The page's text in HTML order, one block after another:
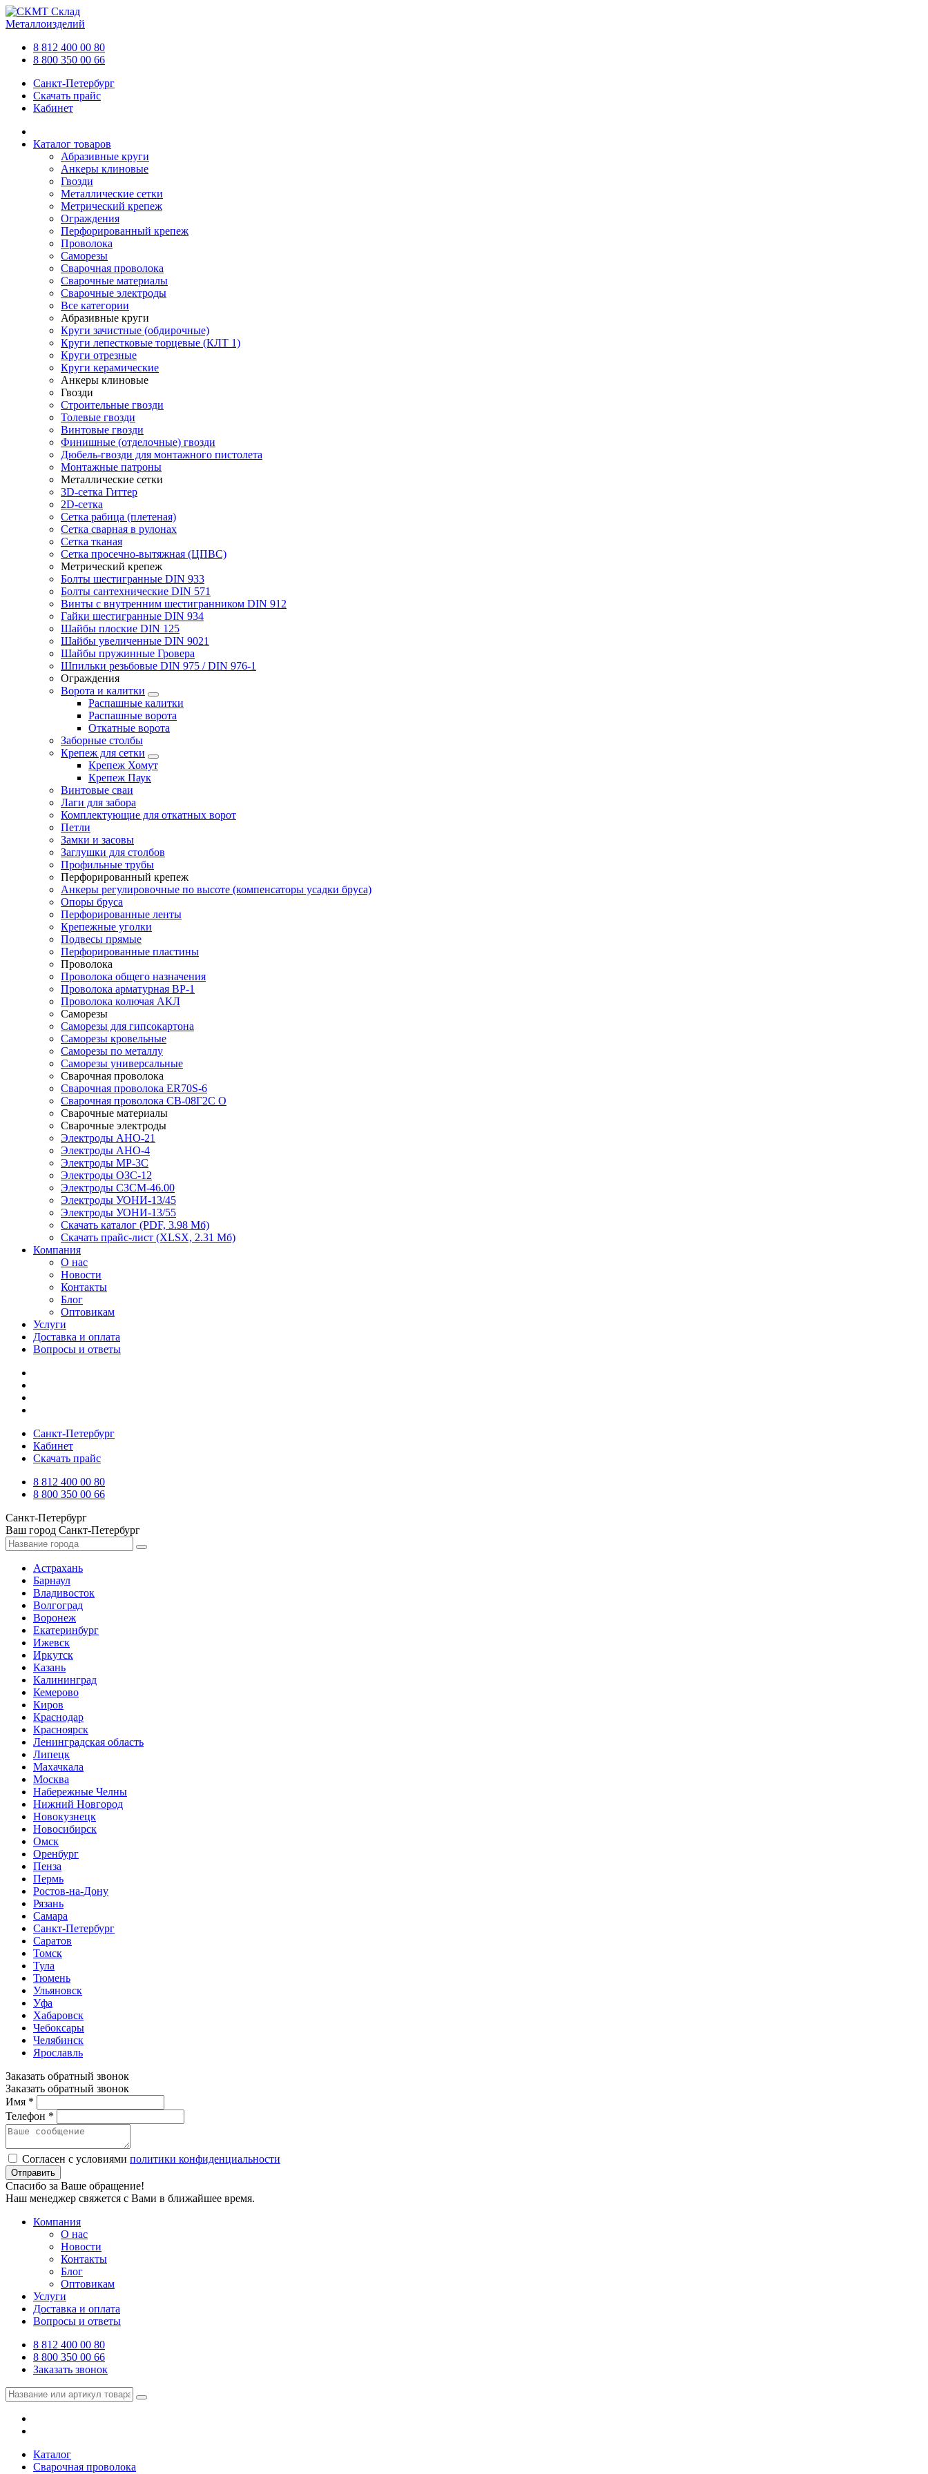
Склад
Металлоизделий
8 812 400 00 80
8 800 350 00 66
Санкт-Петербург
Скачать прайс
Кабинет
Каталог товаров
Абразивные круги
Анкеры клиновые
Гвозди
Металлические сетки
Метрический крепеж
Ограждения
Перфорированный крепеж
Проволока
Саморезы
Сварочная проволока
Сварочные материалы
Сварочные электроды
Все категории
Абразивные круги
Круги зачистные (обдирочные)
Круги лепестковые торцевые (КЛТ 1)
Круги отрезные
Круги керамические
Анкеры клиновые
Гвозди
Строительные гвозди
Толевые гвозди
Винтовые гвозди
Финишные (отделочные) гвозди
Дюбель-гвозди для монтажного пистолета
Монтажные патроны
Металлические сетки
3D-сетка Гиттер
2D-сетка
Сетка рабица (плетеная)
Сетка сварная в рулонах
Сетка тканая
Сетка просечно-вытяжная (ЦПВС)
Метрический крепеж
Болты шестигранные DIN 933
Болты сантехнические DIN 571
Винты с внутренним шестигранником DIN 912
Гайки шестигранные DIN 934
Шайбы плоские DIN 125
Шайбы увеличенные DIN 9021
Шайбы пружинные Гровера
Шпильки резьбовые DIN 975 / DIN 976-1
Ограждения
Ворота и калитки
Распашные калитки
Распашные ворота
Откатные ворота
Заборные столбы
Крепеж для сетки
Крепеж Хомут
Крепеж Паук
Винтовые сваи
Лаги для забора
Комплектующие для откатных ворот
Петли
Замки и засовы
Заглушки для столбов
Профильные трубы
Перфорированный крепеж
Анкеры регулировочные по высоте (компенсаторы усадки бруса)
Опоры бруса
Перфорированные ленты
Крепежные уголки
Подвесы прямые
Перфорированные пластины
Проволока
Проволока общего назначения
Проволока арматурная ВР-1
Проволока колючая АКЛ
Саморезы
Саморезы для гипсокартона
Саморезы кровельные
Саморезы по металлу
Саморезы универсальные
Сварочная проволока
Сварочная проволока ER70S-6
Сварочная проволока СВ-08Г2С О
Сварочные материалы
Сварочные электроды
Электроды АНО-21
Электроды АНО-4
Электроды МР-3С
Электроды ОЗС-12
Электроды СЗСМ-46.00
Электроды УОНИ-13/45
Электроды УОНИ-13/55
Скачать каталог (PDF, 3.98 Мб)
Скачать прайс-лист (XLSX, 2.31 Мб)
Компания
О нас
Новости
Контакты
Блог
Оптовикам
Услуги
Доставка и оплата
Вопросы и ответы
Санкт-Петербург
Кабинет
Скачать прайс
8 812 400 00 80
8 800 350 00 66
Санкт-Петербург
Ваш город Санкт-Петербург
Астрахань
Барнаул
Владивосток
Волгоград
Воронеж
Екатеринбург
Ижевск
Иркутск
Казань
Калининград
Кемерово
Киров
Краснодар
Красноярск
Ленинградская область
Липецк
Махачкала
Москва
Набережные Челны
Нижний Новгород
Новокузнецк
Новосибирск
Омск
Оренбург
Пенза
Пермь
Ростов-на-Дону
Рязань
Самара
Санкт-Петербург
Саратов
Томск
Тула
Тюмень
Ульяновск
Уфа
Хабаровск
Чебоксары
Челябинск
Ярославль
Заказать обратный звонок
Заказать обратный звонок
Имя *
Телефон *
Согласен с условиями политики конфиденциальности
Отправить
Спасибо за Ваше обращение!
Наш менеджер свяжется с Вами в ближайшее время.
Компания
О нас
Новости
Контакты
Блог
Оптовикам
Услуги
Доставка и оплата
Вопросы и ответы
8 812 400 00 80
8 800 350 00 66
Заказать звонок
Каталог
Сварочная проволока